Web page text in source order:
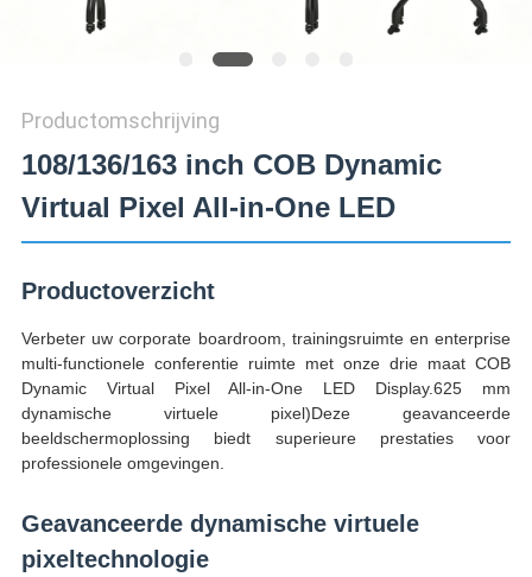
Productomschrijving
108/136/163 inch COB Dynamic
Virtual Pixel All-in-One LED
Productoverzicht
Verbeter uw corporate boardroom, trainingsruimte en enterprise
multi-functionele conferentie ruimte met onze drie maat COB
Dynamic Virtual Pixel All-in-One LED Display.625 mm
dynamische virtuele pixel)Deze geavanceerde
beeldschermoplossing biedt superieure prestaties voor
professionele omgevingen.
Geavanceerde dynamische virtuele
pixeltechnologie